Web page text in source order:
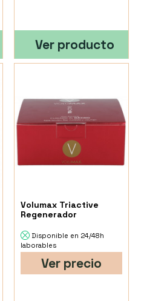
Ver producto
Volumax Triactive
Regenerador
Disponible en 24/48h
laborables
Ver precio